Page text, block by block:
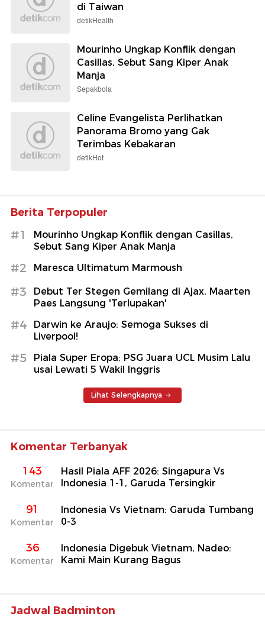
di Taiwan
detikHealth
Mourinho Ungkap Konflik dengan
Casillas, Sebut Sang Kiper Anak
Manja
Sepakbola
Celine Evangelista Perlihatkan
Panorama Bromo yang Gak
Terimbas Kebakaran
detikHot
Berita Terpopuler
#1
Mourinho Ungkap Konflik dengan Casillas,
Sebut Sang Kiper Anak Manja
#2 Maresca Ultimatum Marmoush
#3
Debut Ter Stegen Gemilang di Ajax, Maarten
Paes Langsung 'Terlupakan'
#4
Darwin ke Araujo: Semoga Sukses di
Liverpool!
#5
Piala Super Eropa: PSG Juara UCL Musim Lalu
usai Lewati 5 Wakil Inggris
Lihat Selengkapnya
Komentar Terbanyak
143
Komentar
Hasil Piala AFF 2026: Singapura Vs
Indonesia 1-1, Garuda Tersingkir
91
Komentar
Indonesia Vs Vietnam: Garuda Tumbang
0-3
36
Komentar
Indonesia Digebuk Vietnam, Nadeo:
Kami Main Kurang Bagus
Jadwal Badminton